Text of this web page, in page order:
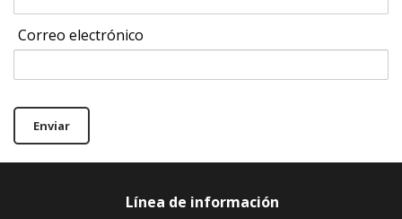
Correo electrónico
Enviar
Línea de información